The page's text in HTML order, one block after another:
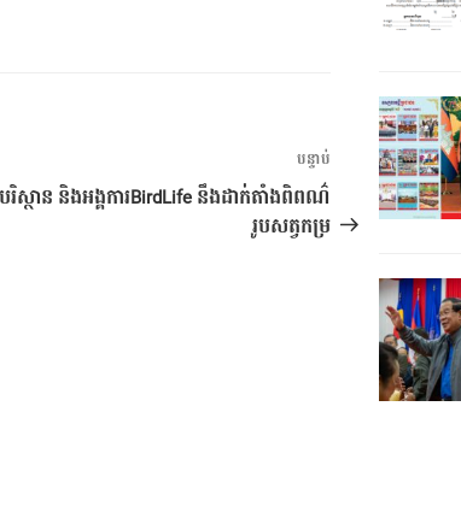
អត្ថបទ
បន្ទាប់
ស្ថាន និងអង្គការBirdLife នឹងដាក់តាំងពិពណ៌
រូបសត្វកម្រ